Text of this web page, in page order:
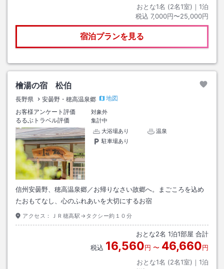
おとな1名 (2名1室)｜ 1泊
税込 7,000円〜25,000円
宿泊プランを見る
檜湯の宿 松伯
長野県 安曇野・穂高温泉郷
地図
お客様アンケート評価
対象外
るるぶトラベル評価
集計中
大浴場あり
温泉
駐車場あり
信州安曇野、穂高温泉郷／お帰りなさい故郷へ。まごころを込め
たおもてなし、心のふれあいを大切にするお宿
アクセス： ＪＲ穂高駅→タクシー約１０分
おとな2名 1泊1部屋 合計
税込 16,560円 〜 46,660円
おとな1名 (2名1室)｜ 1泊